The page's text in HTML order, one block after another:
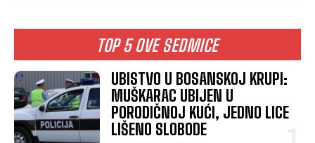
TOP 5 OVE SEDMICE
UBISTVO U BOSANSKOJ KRUPI:
MUŠKARAC UBIJEN U
PORODIČNOJ KUĆI, JEDNO LICE
LIŠENO SLOBODE